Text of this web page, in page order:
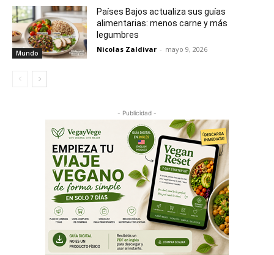
Mundo
Países Bajos actualiza sus guías
alimentarias: menos carne y más
legumbres
Nicolas Zaldivar - mayo 9, 2026
- Publicidad -